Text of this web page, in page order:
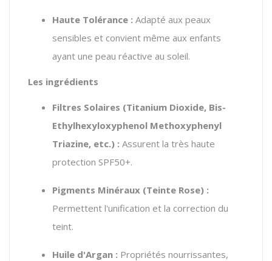
Haute Tolérance : Adapté aux peaux
sensibles et convient même aux enfants
ayant une peau réactive au soleil.
Les ingrédients
Filtres Solaires (Titanium Dioxide, Bis-
Ethylhexyloxyphenol Methoxyphenyl
Triazine, etc.) : Assurent la très haute
protection SPF50+.
Pigments Minéraux (Teinte Rose) :
Permettent l'unification et la correction du
teint.
Huile d'Argan : Propriétés nourrissantes,